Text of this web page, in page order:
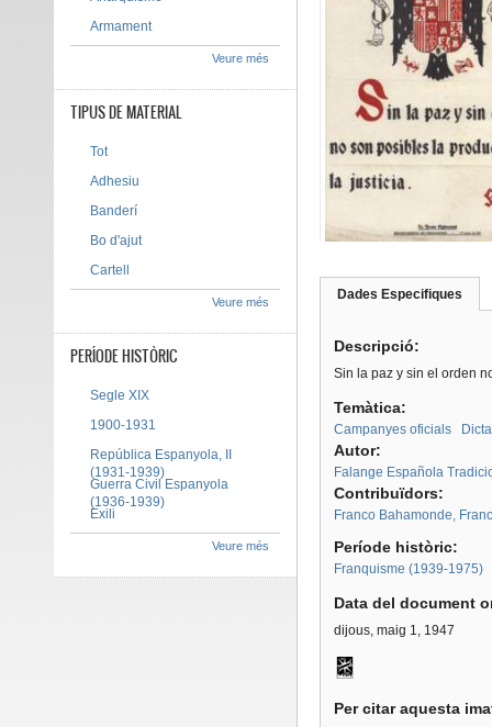
Dades Especifiques
Descripció:
Sin la paz y sin el orden
Temàtica:
Campanyes oficials
Autor:
Falange Española
Contribuïdors:
Franco Bahamonde,
Període històric:
Franquisme (1939-1975)
Data del document
dijous, maig 1, 1947
Per citar aquesta
Armament
Veure més
TIPUS DE MATERIAL
Tot
Adhesiu
Banderí
Bo d'ajut
Cartell
Veure més
PERÍODE HISTÒRIC
Segle XIX
1900-1931
República Espanyola, II
(1931-1939)
Guerra Civil Espanyola
(1936-1939)
Exili
Veure més